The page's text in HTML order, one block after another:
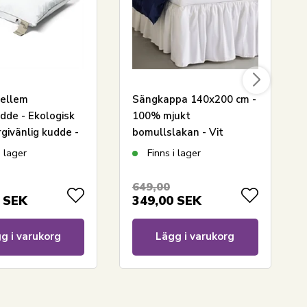
- Ekologisk
kudde -
- Nature By
lager
SEK
i varukorg
Sängkappa 140x200 cm -
100% mjukt
bomullslakan - Vit
sängkappa från
Finns i lager
649,00
349,00 SEK
Lägg i varukorg